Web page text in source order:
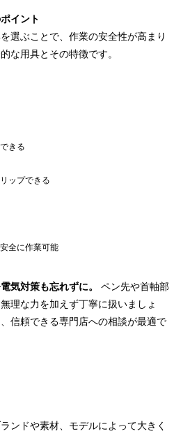
イント
選ぶことで、作業の安全性が高まり
な用具とその特徴です。
きる
ップできる
全に作業可能
気対策も忘れずに。
ペン先や首軸部
理な力を加えず丁寧に扱いましょ
信頼できる専門店への相談が最適で
ンドや素材、モデルによって大きく